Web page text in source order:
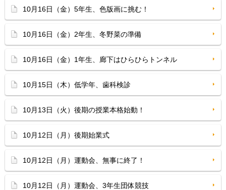
10月16日（金）5年生、色版画に挑む！
10月16日（金）2年生、冬野菜の準備
10月16日（金）1年生、廊下はひらひらトンネル
10月15日（木）低学年、歯科検診
10月13日（火）後期の授業本格始動！
10月12日（月）後期始業式
10月12日（月）運動会、無事に終了！
10月12日（月）運動会、3年生団体競技